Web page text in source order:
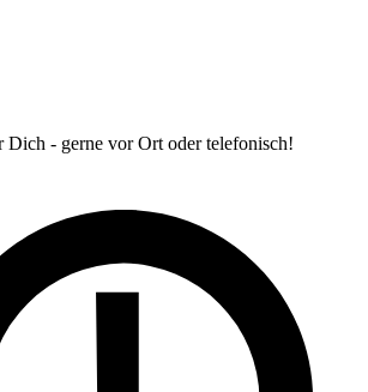
Dich - gerne vor Ort oder telefonisch!